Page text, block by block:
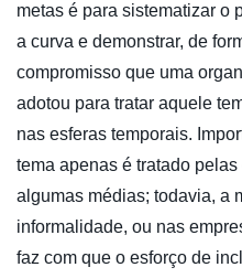
metas é para sistematizar o
a curva e demonstrar, de
compromisso que uma
adotou para tratar aquele
nas esferas temporais.
tema apenas é tratado
algumas médias; todavia, a
informalidade, ou nas
faz com que o esforço de